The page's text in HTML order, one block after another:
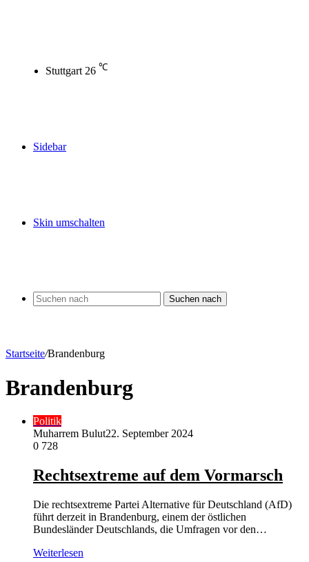
Stuttgart 26 ℃
Sidebar
Skin umschalten
Suchen nach
Startseite/Brandenburg
Brandenburg
Politik
Muharrem Bulut22. September 2024
0 728
Rechtsextreme auf dem Vormarsch
Die rechtsextreme Partei Alternative für Deutschland (AfD)
führt derzeit in Brandenburg, einem der östlichen
Bundesländer Deutschlands, die Umfragen vor den…
Weiterlesen